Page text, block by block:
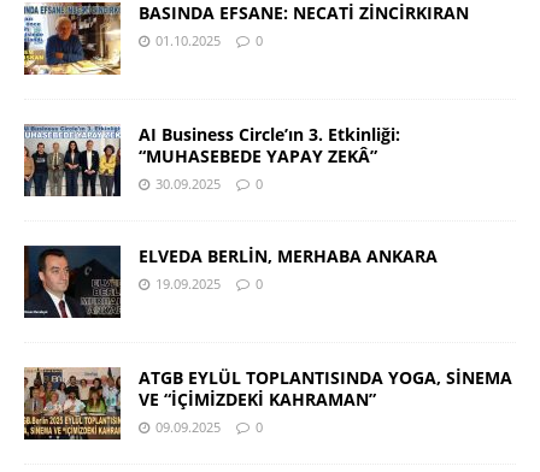
BASINDA EFSANE: NECATİ ZİNCİRKIRAN
01.10.2025 0
AI Business Circle’ın 3. Etkinliği:
“MUHASEBEDE YAPAY ZEKÂ”
30.09.2025 0
ELVEDA BERLİN, MERHABA ANKARA
19.09.2025 0
ATGB EYLÜL TOPLANTISINDA YOGA, SİNEMA
VE “İÇİMİZDEKİ KAHRAMAN”
09.09.2025 0